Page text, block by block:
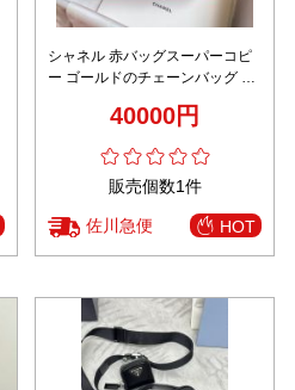
シャネル 赤バッグスーパーコピ
ー ゴールドのチェーンバッグ 肩
40000円
販売個数1件
佐川急便 HOT